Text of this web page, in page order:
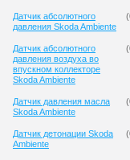
Датчик абсолютного
давления Skoda Ambiente
(
Датчик абсолютного
давления воздуха во
впускном коллекторе
Skoda Ambiente
(
Датчик давления масла
Skoda Ambiente
(
Датчик детонации Skoda
Ambiente
(